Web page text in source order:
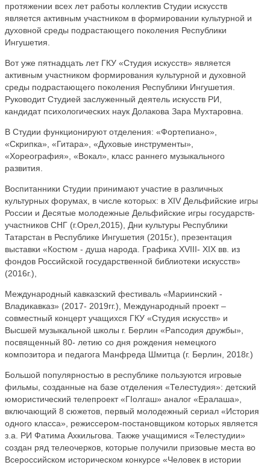
протяжении всех лет работы коллектив Студии искусств
является активным участником в формировании культурной и
духовной среды подрастающего поколения Республики
Ингушетия.
Вот уже пятнадцать лет ГКУ «Студия искусств» является
активным участником формирования культурной и духовной
среды подрастающего поколения Республики Ингушетия.
Руководит Студией заслуженный деятель искусств РИ,
кандидат психологических наук Долакова Зара Мухтаровна.
В Студии функционируют отделения: «Фортепиано»,
«Скрипка», «Гитара», «Духовые инструменты»,
«Хореография», «Вокал», класс раннего музыкального
развития.
Воспитанники Студии принимают участие в различных
культурных форумах, в числе которых: в XIV Дельфийские игры
России и Десятые молодежные Дельфийские игры государств-
участников СНГ (г.Орел,2015), Дни культуры Республики
Татарстан в Республике Ингушетия (2015г.), презентация
выставки «Костюм - душа народа. Графика XVIII- XIX вв. из
фондов Российской государственной библиотеки искусств»
(2016г.),
Международный кавказский фестиваль «Мариинский -
Владикавказ» (2017- 2019гг.), Международный проект –
совместный концерт учащихся ГКУ «Студия искусств» и
Высшей музыкальной школы г. Берлин «Рапсодия дружбы»,
посвященный 80- летию со дня рождения немецкого
композитора и педагога Манфреда Шмитца (г. Берлин, 2018г.)
Большой популярностью в республике пользуются игровые
фильмы, созданные на базе отделения «Телестудия»: детский
юмористический телепроект «ГIолгаш» аналог «Ералаша»,
включающий 8 сюжетов, первый молодежный сериал «История
одного класса», режиссером-постановщиком которых является
з.а. РИ Фатима Ахкильгова. Также учащимися «Телестудии»
создан ряд телеочерков, которые получили призовые места во
Всероссийском историческом конкурсе «Человек в истории